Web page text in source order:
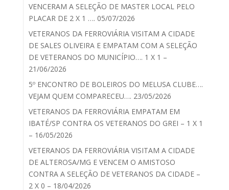
VENCERAM A SELEÇÃO DE MASTER LOCAL PELO
PLACAR DE 2 X 1 …. 05/07/2026
VETERANOS DA FERROVIÁRIA VISITAM A CIDADE
DE SALES OLIVEIRA E EMPATAM COM A SELEÇÃO
DE VETERANOS DO MUNICÍPIO…. 1 X 1 –
21/06/2026
5º ENCONTRO DE BOLEIROS DO MELUSA CLUBE….
VEJAM QUEM COMPARECEU…. 23/05/2026
VETERANOS DA FERROVIÁRIA EMPATAM EM
IBATÉ/SP CONTRA OS VETERANOS DO GREI – 1 X 1
– 16/05/2026
VETERANOS DA FERROVIÁRIA VISITAM A CIDADE
DE ALTEROSA/MG E VENCEM O AMISTOSO
CONTRA A SELEÇÃO DE VETERANOS DA CIDADE –
2 X 0 – 18/04/2026